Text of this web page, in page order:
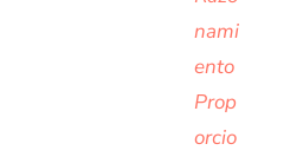
nami
ento
Prop
orcio